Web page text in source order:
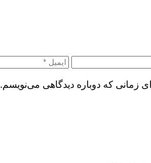
زمانی که دوباره دیدگاهی می‌نویسم.